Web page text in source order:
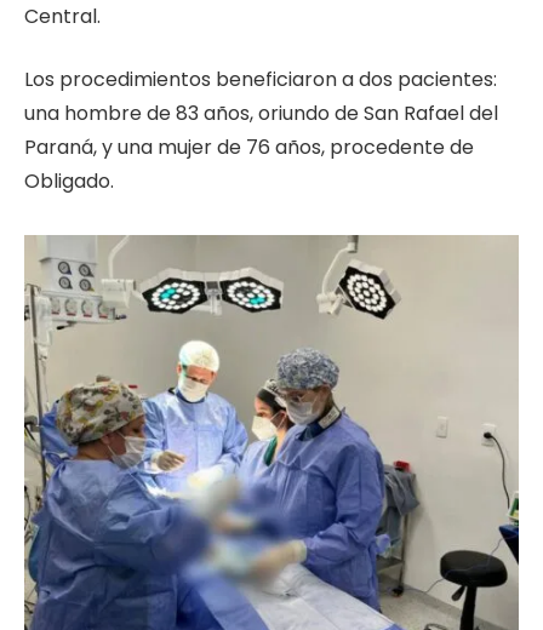
Central.
Los procedimientos beneficiaron a dos pacientes:
una hombre de 83 años, oriundo de San Rafael del
Paraná, y una mujer de 76 años, procedente de
Obligado.